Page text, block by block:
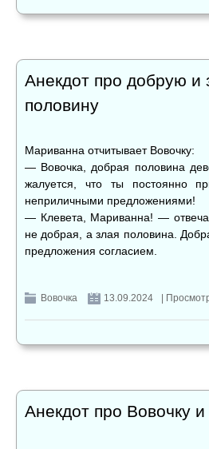
Анекдот про добрую и
половину
Мариванна отчитывает Вовочку:
— Вовочка, добрая половина
жалуется, что ты постоянно
неприличными предложениями!
— Клевета, Мариванна! —
не добрая, а злая половина.
предложения согласием.
Вовочка 13.09.2024 |
Анекдот про Вовочку